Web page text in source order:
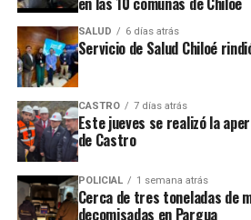
Cartagena, Catemu, Guanaqueros,
José de la Mariquina, Quidico,
Cochamó, Cunco, Talabre y Sequitor.
Gonzalo Vergara, director de la
que “todos los capítulos muestran
Chile y un mundo maravilloso y
las entrañas mismas de nuestra
que el episodio de Pugueñún “es
SALUD 6 días atrás
Servicio de Salud Chiloé
CASTRO 7 días atrás
Este jueves se realizó la
de Castro
POLICIAL 1 semana atrás
Cerca de tres toneladas de
decomisadas en Pargua